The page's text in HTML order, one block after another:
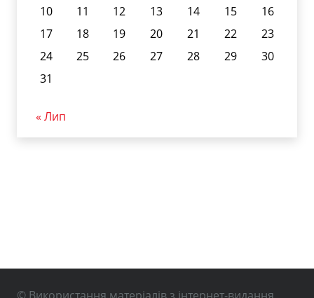
10
11 12 13 14 15
16
17
18 19 20 21 22
23
24
25 26 27 28 29
30
31
« Лип